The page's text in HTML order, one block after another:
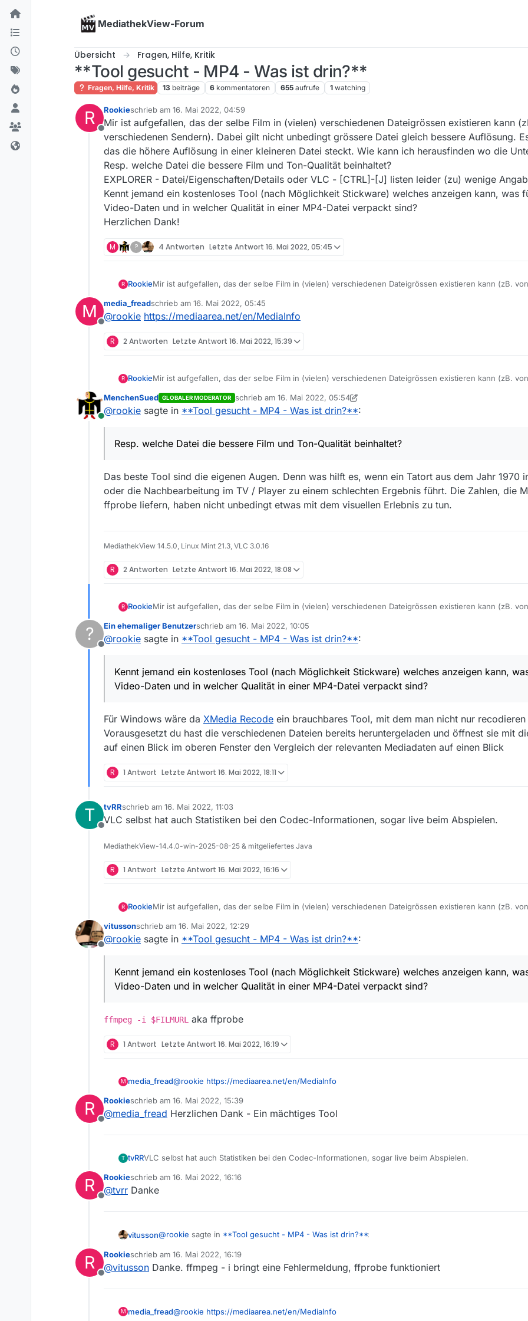
Skip to content
MediathekView-Forum
Übersicht Fragen, Hilfe, Kritik
**Tool gesucht - MP4 - Was ist drin?**
Fragen, Hilfe, Kritik 13 beiträge 6 kommentatoren 655 aufrufe 1 watching
R
Offline
Rookieschrieb am 16. Mai 2022, 04:59
zuletzt editiert von
Mir ist aufgefallen, das der selbe Film in (vielen) verschiedenen Dateigrössen existieren kann
verschiedenen Sendern). Dabei gilt nicht unbedingt grössere Datei gleich bessere Auflösung.
das die höhere Auflösung in einer kleineren Datei steckt. Wie kann ich herausfinden wo die
Resp. welche Datei die bessere Film und Ton-Qualität beinhaltet?
EXPLORER - Datei/Eigenschaften/Details oder VLC - [CTRL]-[J] listen leider (zu) wenige
Kennt jemand ein kostenloses Tool (nach Möglichkeit Stickware) welches anzeigen kann, was
Video-Daten und in welcher Qualität in einer MP4-Datei verpackt sind?
Herzlichen Dank!
M ? 4 Antworten Letzte Antwort 16. Mai 2022, 05:45
R RookieMir ist aufgefallen, das der selbe Film in (vielen) verschiedenen Dateigrössen existieren kann (zB.
in einer kleineren Datei steckt. Wie kann ich herausfinden wo die Unterschiede sind? Resp. welche
und Ton-Qualität beinhaltet?
Kennt jemand ein kostenloses Tool (nach Möglichkeit Stickware) welches anzeigen kann, was für
M
Offline
media_freadschrieb am 16. Mai 2022, 05:45
zuletzt editiert von
@rookie https://mediaarea.net/en/MediaInfo
R 2 Antworten Letzte Antwort 16. Mai 2022, 15:39
R RookieMir ist aufgefallen, das der selbe Film in (vielen) verschiedenen Dateigrössen existieren kann (zB.
in einer kleineren Datei steckt. Wie kann ich herausfinden wo die Unterschiede sind? Resp. welche
und Ton-Qualität beinhaltet?
und in welcher Qualität in einer MP4-Datei verpackt sind?
Online
MenchenSued GLOBALER MODERATOR schrieb am 16. Mai 2022, 05:54
zuletzt editiert von MenchenSued
@rookie sagte in **Tool gesucht - MP4 - Was ist drin?**:
Resp. welche Datei die bessere Film und Ton-Qualität beinhaltet?
Das beste Tool sind die eigenen Augen. Denn was hilft es, wenn ein Tatort aus dem Jahr 1970
oder die Nachbearbeitung im TV / Player zu einem schlechten Ergebnis führt. Die Zahlen, die
ffprobe liefern, haben nicht unbedingt etwas mit dem visuellen Erlebnis zu tun.
MediathekView 14.5.0, Linux Mint 21.3, VLC 3.0.16
R 2 Antworten Letzte Antwort 16. Mai 2022, 18:08
R RookieMir ist aufgefallen, das der selbe Film in (vielen) verschiedenen Dateigrössen existieren kann (zB.
in einer kleineren Datei steckt. Wie kann ich herausfinden wo die Unterschiede sind? Resp. welche
und Ton-Qualität beinhaltet?
und in welcher Qualität in einer MP4-Datei verpackt sind?
Herzlichen Dank!
?
Offline
Ein ehemaliger Benutzerschrieb am 16. Mai 2022, 10:05
zuletzt editiert von
@rookie sagte in **Tool gesucht - MP4 - Was ist drin?**:
Kennt jemand ein kostenloses Tool (nach Möglichkeit Stickware) welches anzeigen kann,
Video-Daten und in welcher Qualität in einer MP4-Datei verpackt sind?
Für Windows wäre da XMedia Recode ein brauchbares Tool, mit dem man nicht nur recodieren
Vorausgesetzt du hast die verschiedenen Dateien bereits heruntergeladen und öffnest sie mit
auf einen Blick im oberen Fenster den Vergleich der relevanten Mediadaten auf einen Blick
R 1 Antwort Letzte Antwort 16. Mai 2022, 18:11
T
Offline
tvRRschrieb am 16. Mai 2022, 11:03
zuletzt editiert von
VLC selbst hat auch Statistiken bei den Codec-Informationen, sogar live beim Abspielen.
MediathekView-14.4.0-win-2025-08-25 & mitgeliefertes Java
R 1 Antwort Letzte Antwort 16. Mai 2022, 16:16
R RookieMir ist aufgefallen, das der selbe Film in (vielen) verschiedenen Dateigrössen existieren kann (zB.
in einer kleineren Datei steckt. Wie kann ich herausfinden wo die Unterschiede sind? Resp. welche
und Ton-Qualität beinhaltet?
und in welcher Qualität in einer MP4-Datei verpackt sind?
Herzlichen Dank!
Offline
vitussonschrieb am 16. Mai 2022, 12:29
zuletzt editiert von
@rookie sagte in **Tool gesucht - MP4 - Was ist drin?**:
Kennt jemand ein kostenloses Tool (nach Möglichkeit Stickware) welches anzeigen kann,
Video-Daten und in welcher Qualität in einer MP4-Datei verpackt sind?
ffmpeg -i $FILMURL aka ffprobe
R 1 Antwort Letzte Antwort 16. Mai 2022, 16:19
M media_fread@rookie https://mediaarea.net/en/MediaInfo
R
Offline
Rookieschrieb am 16. Mai 2022, 15:39
zuletzt editiert von
@media_fread Herzlichen Dank - Ein mächtiges Tool
T tvRRVLC selbst hat auch Statistiken bei den Codec-Informationen, sogar live beim Abspielen.
R
Offline
Rookieschrieb am 16. Mai 2022, 16:16
zuletzt editiert von
@tvrr Danke
vitusson@rookie sagte in **Tool gesucht - MP4 - Was ist drin?**:
Kennt jemand ein kostenloses Tool (nach Möglichkeit Stickware) welches anzeigen kann, was für
R
Offline
Rookieschrieb am 16. Mai 2022, 16:19
zuletzt editiert von
@vitusson Danke. ffmpeg - i bringt eine Fehlermeldung, ffprobe funktioniert
M media_fread@rookie https://mediaarea.net/en/MediaInfo